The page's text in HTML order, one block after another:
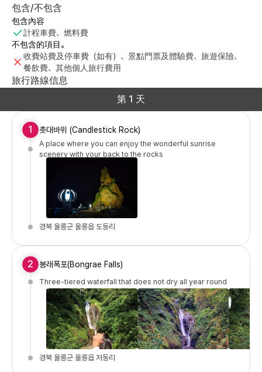
包含/不包含
包含內容
計程車費、燃料費
不包含的項目。
收費站費及停車費（如有）、景點門票及體驗費、旅遊保險、
餐飲費、其他個人旅行費用
旅行路線信息
第 1 天
1 촛대바위 (Candlestick Rock)
A place where you can enjoy the wonderful sunrise
scenery with your back to the rocks
경북 울릉군 울릉읍 도동리
2 봉래폭포(Bongrae Falls)
Three-tiered waterfall that does not dry all year round
경북 울릉군 울릉읍 저동리